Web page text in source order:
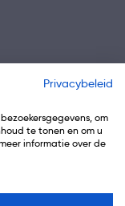
Privacybeleid
om
te tonen en om u
informatie over de